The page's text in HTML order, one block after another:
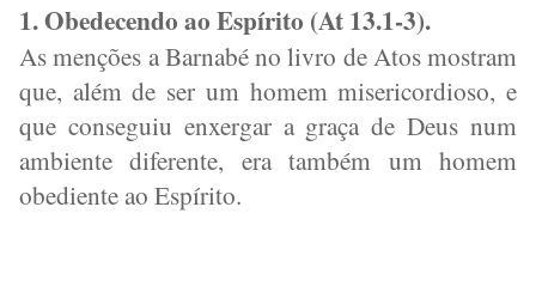
1. Obedecendo ao Espírito (At 13.1-3).
As menções a Barnabé no livro de Atos mostram
que, além de ser um homem misericordioso, e
que conseguiu enxergar a graça de Deus num
ambiente diferente, era também um homem
obediente ao Espírito.